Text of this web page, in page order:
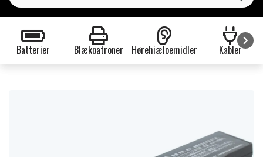
Batterier Blækpatroner Hørehjælpemidler Kabler